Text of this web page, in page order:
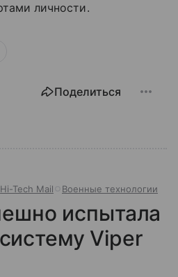
личности.
Поделиться
Hi-Tech Mail Военные технологии
испытала
Viper